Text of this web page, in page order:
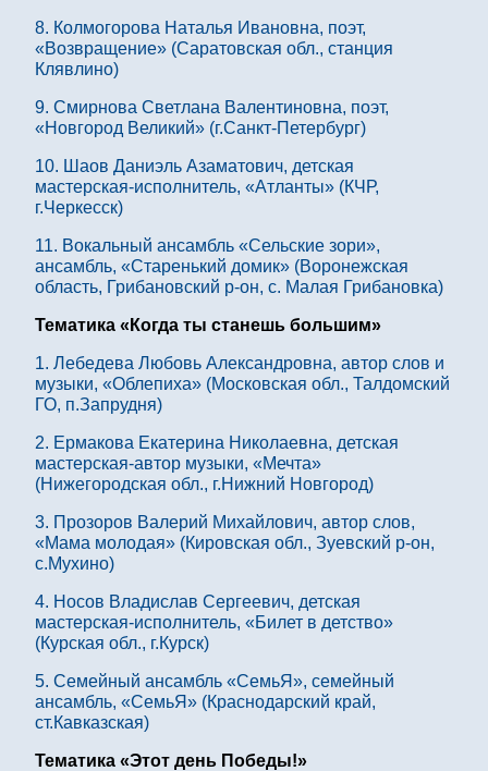
8. Колмогорова Наталья Ивановна, поэт,
«Возвращение» (Саратовская обл., станция
Клявлино)
9. Смирнова Светлана Валентиновна, поэт,
«Новгород Великий» (г.Санкт-Петербург)
10. Шаов Даниэль Азаматович, детская
мастерская-исполнитель, «Атланты» (КЧР,
г.Черкесск)
11. Вокальный ансамбль «Сельские зори»,
ансамбль, «Старенький домик» (Воронежская
область, Грибановский р-он, с. Малая Грибановка)
Тематика «Когда ты станешь большим»
1. Лебедева Любовь Александровна, автор слов и
музыки, «Облепиха» (Московская обл., Талдомский
ГО, п.Запрудня)
2. Ермакова Екатерина Николаевна, детская
мастерская-автор музыки, «Мечта»
(Нижегородская обл., г.Нижний Новгород)
3. Прозоров Валерий Михайлович, автор слов,
«Мама молодая» (Кировская обл., Зуевский р-он,
с.Мухино)
4. Носов Владислав Сергеевич, детская
мастерская-исполнитель, «Билет в детство»
(Курская обл., г.Курск)
5. Семейный ансамбль «СемьЯ», семейный
ансамбль, «СемьЯ» (Краснодарский край,
ст.Кавказская)
Тематика «Этот день Победы!»